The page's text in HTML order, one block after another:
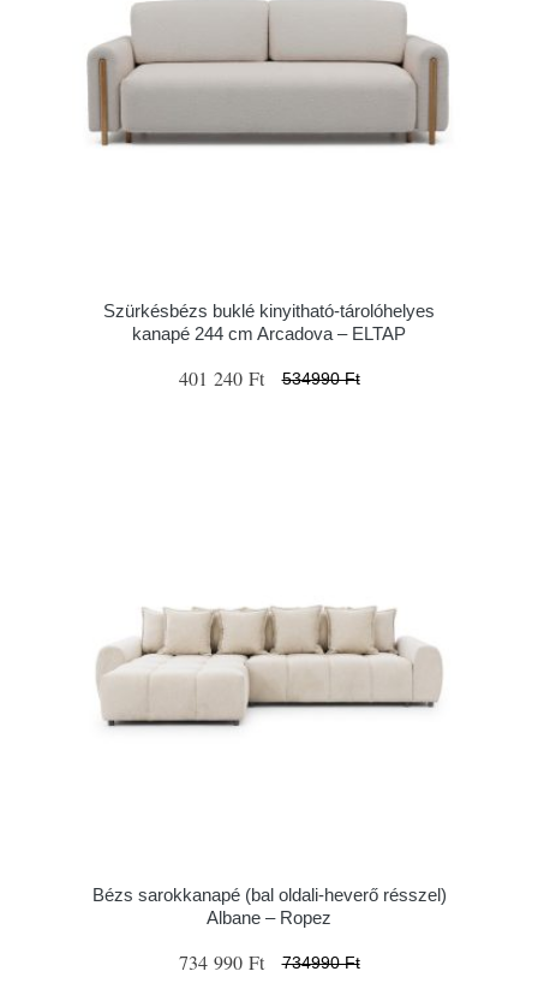
Szürkésbézs buklé kinyitható-tárolóhelyes
kanapé 244 cm Arcadova – ELTAP
401 240 Ft 534990 Ft
Bézs sarokkanapé (bal oldali-heverő résszel)
Albane – Ropez
734 990 Ft 734990 Ft